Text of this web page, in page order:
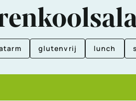
glutenvrij lunch